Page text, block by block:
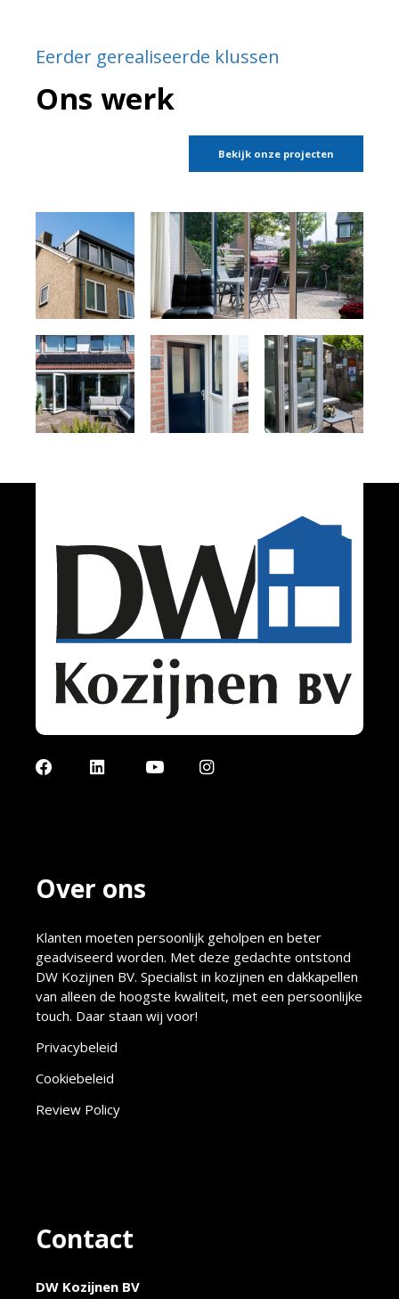
Eerder gerealiseerde klussen
Ons werk
Bekijk onze projecten
FacebookLinkedInYouTubeInstagram
Over ons
Klanten moeten persoonlijk geholpen en beter
geadviseerd worden. Met deze gedachte ontstond
DW Kozijnen BV. Specialist in kozijnen en dakkapellen
van alleen de hoogste kwaliteit, met een persoonlijke
touch. Daar staan wij voor!
Privacybeleid
Cookiebeleid
Review Policy
Contact
DW Kozijnen BV